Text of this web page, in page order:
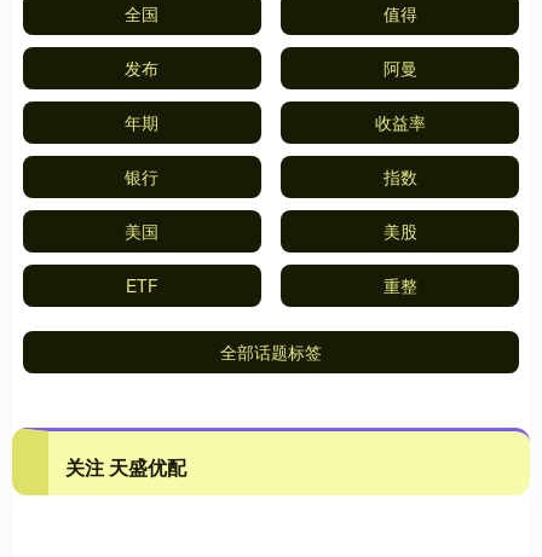
全国 值得
发布 阿曼
年期 收益率
银行 指数
美国 美股
ETF 重整
全部话题标签
关注 天盛优配